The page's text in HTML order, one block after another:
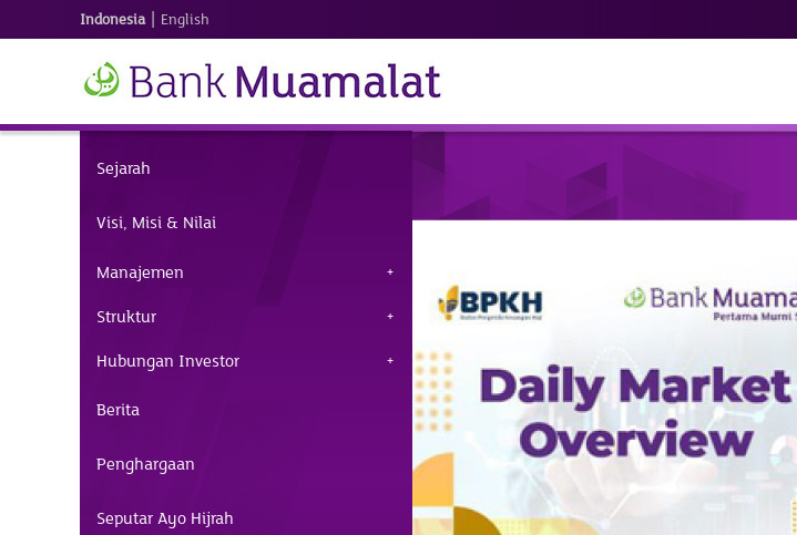
Indonesia | English
Sejarah
Visi, Misi & Nilai
Manajemen
Struktur
Hubungan Investor
Berita
Penghargaan
Seputar Ayo Hijrah